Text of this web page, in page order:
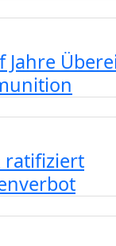
Jahre
ratifiziert